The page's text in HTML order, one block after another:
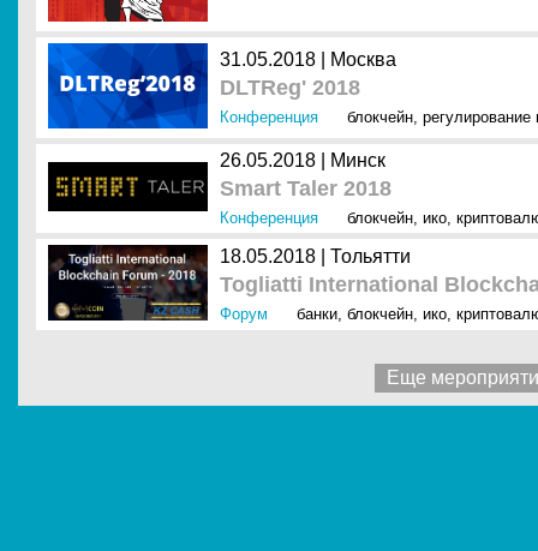
31.05.2018 | Москва
DLTReg' 2018
Конференция блокчейн,
26.05.2018 | Минск
Smart Taler 2018
Конференция блокчейн, ико,
18.05.2018 | Тольятти
Togliatti International
Форум банки, блокчейн, ико,
Еще